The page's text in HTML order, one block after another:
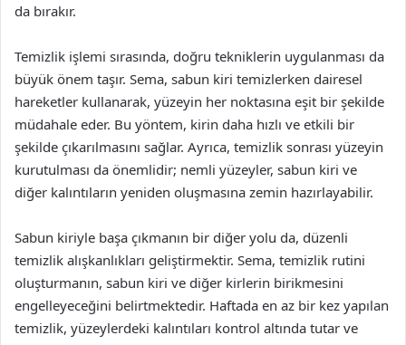
da bırakır.
Temizlik işlemi sırasında, doğru tekniklerin uygulanması da
büyük önem taşır. Sema, sabun kiri temizlerken dairesel
hareketler kullanarak, yüzeyin her noktasına eşit bir şekilde
müdahale eder. Bu yöntem, kirin daha hızlı ve etkili bir
şekilde çıkarılmasını sağlar. Ayrıca, temizlik sonrası yüzeyin
kurutulması da önemlidir; nemli yüzeyler, sabun kiri ve
diğer kalıntıların yeniden oluşmasına zemin hazırlayabilir.
Sabun kiriyle başa çıkmanın bir diğer yolu da, düzenli
temizlik alışkanlıkları geliştirmektir. Sema, temizlik rutini
oluşturmanın, sabun kiri ve diğer kirlerin birikmesini
engelleyeceğini belirtmektedir. Haftada en az bir kez yapılan
temizlik, yüzeylerdeki kalıntıları kontrol altında tutar ve